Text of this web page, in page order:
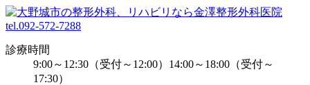
tel.092-572-7288
診療時間
9:00～12:30（受付～12:00）14:00～18:00（受付～
17:30）